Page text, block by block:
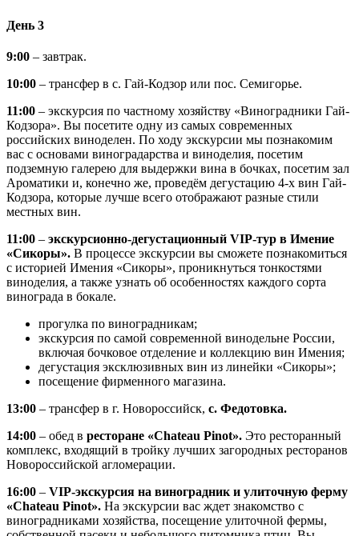
День 3
9:00 – завтрак.
10:00 – трансфер в с. Гай-Кодзор или пос. Семигорье.
11:00 – экскурсия по частному хозяйству «Виноградники Гай-
Кодзора». Вы посетите одну из самых современных
российских виноделен. По ходу экскурсии мы познакомим
вас с основами виноградарства и виноделия, посетим
подземную галерею для выдержки вина в бочках, посетим зал
Ароматики и, конечно же, проведём дегустацию 4-х вин Гай-
Кодзора, которые лучше всего отображают разные стили
местных вин.
11:00 – экскурсионно-дегустационный VIP-тур в Имение
«Сикоры». В процессе экскурсии вы сможете познакомиться
с историей Имения «Сикоры», проникнуться тонкостями
виноделия, а также узнать об особенностях каждого сорта
винограда в бокале.
прогулка по виноградникам;
экскурсия по самой современной винодельне России,
включая бочковое отделение и коллекцию вин Имения;
дегустация эксклюзивных вин из линейки «Сикоры»;
посещение фирменного магазина.
13:00 – трансфер в г. Новороссийск, с. Федотовка.
14:00 – обед в ресторане «Chateau Pinot». Это ресторанный
комплекс, входящий в тройку лучших загородных ресторанов
Новороссийской агломерации.
16:00 – VIP-экскурсия на виноградник и улиточную ферму
«Chateau Pinot». На экскурсии вас ждет знакомство с
виноградниками хозяйства, посещение улиточной фермы,